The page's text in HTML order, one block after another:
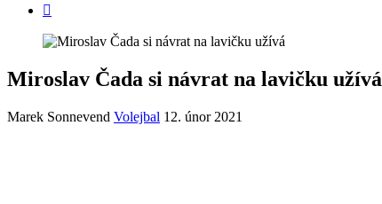
Miroslav Čada si návrat na lavičku užívá
Marek Sonnevend Volejbal 12. únor 2021